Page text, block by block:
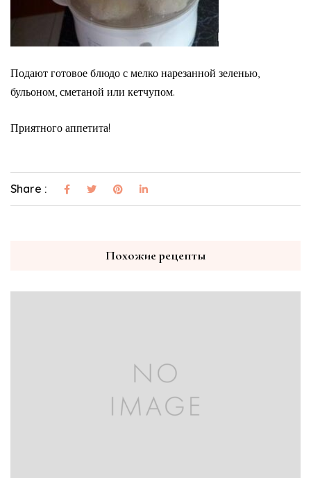
Подают готовое блюдо с мелко нарезанной зеленью,
бульоном, сметаной или кетчупом.
Приятного аппетита!
Share :
Похожие рецепты